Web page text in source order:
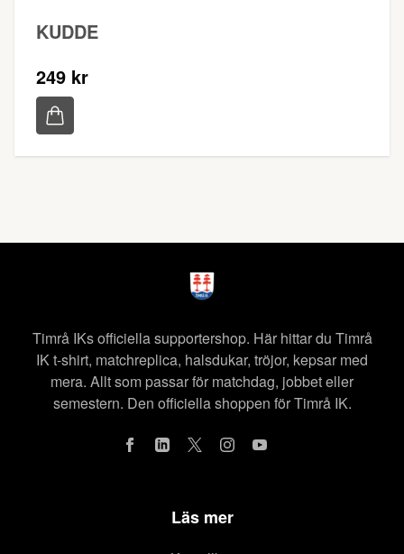
KUDDE
249 kr
Timrå IKs officiella supportershop. Här hittar du Timrå
IK t-shirt, matchreplica, halsdukar, tröjor, kepsar med
mera. Allt som passar för matchdag, jobbet eller
semestern. Den officiella shoppen för Timrå IK.
Läs mer